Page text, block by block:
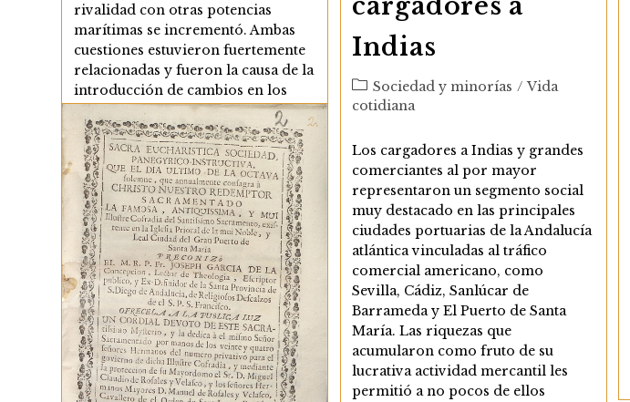
cargadores a
Indias
Categoría
de
entrada:
Sociedad y minorías / Vida
cotidiana
Los cargadores a Indias y grandes
comerciantes al por mayor
representaron un segmento social
muy destacado en las principales
ciudades portuarias de la Andalucía
atlántica vinculadas al tráfico
comercial americano, como
Sevilla, Cádiz, Sanlúcar de
Barrameda y El Puerto de Santa
María. Las riquezas que
acumularon como fruto de su
lucrativa actividad mercantil les
permitió a no pocos de ellos
rivalidad con otras potencias
marítimas se incrementó. Ambas
cuestiones estuvieron fuertemente
relacionadas y fueron la causa de la
introducción de cambios en los
tipos de embarcaciones utilizadas
en la Carrera de Indias. Los
pesados…
Continuar LeyendoLos
Barcos
Mercantes
De
La
Carrera
De
Indias
En
El
Siglo
XVIII